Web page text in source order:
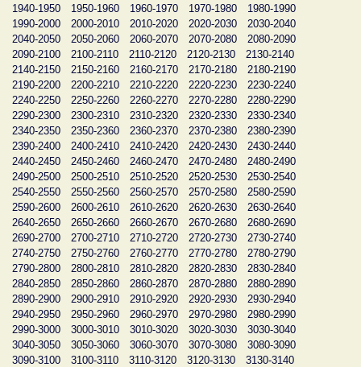
1940-1950
1950-1960 1960-1970 1970-1980
1980-1990
1990-2000
2000-2010 2010-2020 2020-2030
2030-2040
2040-2050
2050-2060 2060-2070 2070-2080
2080-2090
2090-2100
2100-2110 2110-2120 2120-2130
2130-2140
2140-2150
2150-2160 2160-2170 2170-2180
2180-2190
2190-2200
2200-2210 2210-2220 2220-2230
2230-2240
2240-2250
2250-2260 2260-2270 2270-2280
2280-2290
2290-2300
2300-2310 2310-2320 2320-2330
2330-2340
2340-2350
2350-2360 2360-2370 2370-2380
2380-2390
2390-2400
2400-2410 2410-2420 2420-2430
2430-2440
2440-2450
2450-2460 2460-2470 2470-2480
2480-2490
2490-2500
2500-2510 2510-2520 2520-2530
2530-2540
2540-2550
2550-2560 2560-2570 2570-2580
2580-2590
2590-2600
2600-2610 2610-2620 2620-2630
2630-2640
2640-2650
2650-2660 2660-2670 2670-2680
2680-2690
2690-2700
2700-2710 2710-2720 2720-2730
2730-2740
2740-2750
2750-2760 2760-2770 2770-2780
2780-2790
2790-2800
2800-2810 2810-2820 2820-2830
2830-2840
2840-2850
2850-2860 2860-2870 2870-2880
2880-2890
2890-2900
2900-2910 2910-2920 2920-2930
2930-2940
2940-2950
2950-2960 2960-2970 2970-2980
2980-2990
2990-3000
3000-3010 3010-3020 3020-3030
3030-3040
3040-3050
3050-3060 3060-3070 3070-3080
3080-3090
3090-3100
3100-3110 3110-3120 3120-3130
3130-3140